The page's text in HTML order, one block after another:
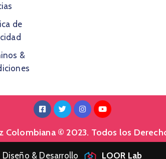
de
&
Colombiana © 2023. Todos los
Diseño & Desarrollo LOOR Lab